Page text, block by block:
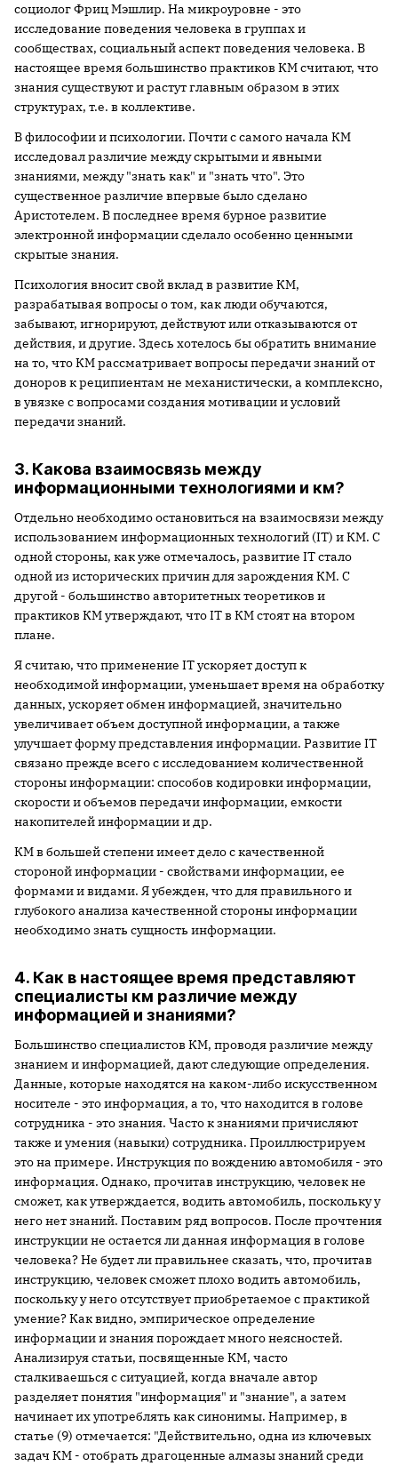
социолог Фриц Мэшлир. На микроуровне - это
исследование поведения человека в группах и
сообществах, социальный аспект поведения человека. В
настоящее время большинство практиков КМ считают, что
знания существуют и растут главным образом в этих
структурах, т.е. в коллективе.
В философии и психологии. Почти с самого начала КМ
исследовал различие между скрытыми и явными
знаниями, между "знать как" и "знать что". Это
существенное различие впервые было сделано
Аристотелем. В последнее время бурное развитие
электронной информации сделало особенно ценными
скрытые знания.
Психология вносит свой вклад в развитие КМ,
разрабатывая вопросы о том, как люди обучаются,
забывают, игнорируют, действуют или отказываются от
действия, и другие. Здесь хотелось бы обратить внимание
на то, что КМ рассматривает вопросы передачи знаний от
доноров к реципиентам не механистически, а комплексно,
в увязке с вопросами создания мотивации и условий
передачи знаний.
3. Какова взаимосвязь между
информационными технологиями и км?
Отдельно необходимо остановиться на взаимосвязи между
использованием информационных технологий (IT) и КМ. С
одной стороны, как уже отмечалось, развитие IT стало
одной из исторических причин для зарождения КМ. С
другой - большинство авторитетных теоретиков и
практиков КМ утверждают, что IT в КМ стоят на втором
плане.
Я считаю, что применение IT ускоряет доступ к
необходимой информации, уменьшает время на обработку
данных, ускоряет обмен информацией, значительно
увеличивает объем доступной информации, а также
улучшает форму представления информации. Развитие IT
связано прежде всего с исследованием количественной
стороны информации: способов кодировки информации,
скорости и объемов передачи информации, емкости
накопителей информации и др.
КМ в большей степени имеет дело с качественной
стороной информации - свойствами информации, ее
формами и видами. Я убежден, что для правильного и
глубокого анализа качественной стороны информации
необходимо знать сущность информации.
4. Как в настоящее время представляют
специалисты км различие между
информацией и знаниями?
Большинство специалистов КМ, проводя различие между
знанием и информацией, дают следующие определения.
Данные, которые находятся на каком-либо искусственном
носителе - это информация, а то, что находится в голове
сотрудника - это знания. Часто к знаниями причисляют
также и умения (навыки) сотрудника. Проиллюстрируем
это на примере. Инструкция по вождению автомобиля - это
информация. Однако, прочитав инструкцию, человек не
сможет, как утверждается, водить автомобиль, поскольку у
него нет знаний. Поставим ряд вопросов. После прочтения
инструкции не остается ли данная информация в голове
человека? Не будет ли правильнее сказать, что, прочитав
инструкцию, человек сможет плохо водить автомобиль,
поскольку у него отсутствует приобретаемое с практикой
умение? Как видно, эмпирическое определение
информации и знания порождает много неясностей.
Анализируя статьи, посвященные КМ, часто
сталкиваешься с ситуацией, когда вначале автор
разделяет понятия "информация" и "знание", а затем
начинает их употреблять как синонимы. Например, в
статье (9) отмечается: "Действительно, одна из ключевых
задач КМ - отобрать драгоценные алмазы знаний среди